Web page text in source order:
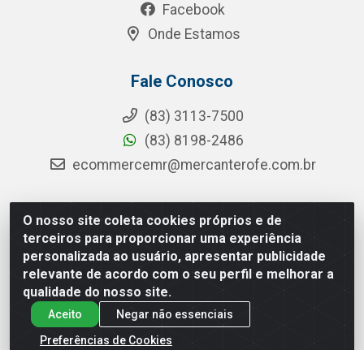
O nosso site coleta cookies próprios e de
terceiros para proporcionar uma experiência
personalizada ao usuário, apresentar publicidade
relevante de acordo com o seu perfil e melhorar a
qualidade do nosso site.
Aceito
Negar não essenciais
Preferências de Cookies
Facebook
Onde Estamos
Fale Conosco
(83) 3113-7500
(83) 8198-2486
ecommercemr@mercanterofe.com.br
MR Distribuidora - Rua Hortêncio Ribeiro de Luna, 3777 -
Distrito Industrial, João Pessoa/PB - CEP 58081-400 -
CNPJ 35.428.312/0001-85